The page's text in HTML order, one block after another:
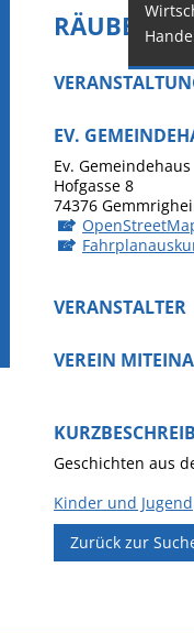
RÄUBERS
EV.
Ev. Gemeindehaus
Hofgasse 8
74376
VERANSTALTER
VEREIN
Geschichten aus
Kinder und Jugend
Zurück zur